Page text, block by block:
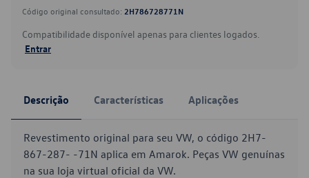
Código original consultado: 2H786728771N
Compatibilidade disponível apenas para clientes logados.
Entrar
Descrição Características Aplicações
Revestimento original para seu VW, o código 2H7-
867-287- -71N aplica em Amarok. Peças VW genuínas
na sua loja virtual oficial da VW.